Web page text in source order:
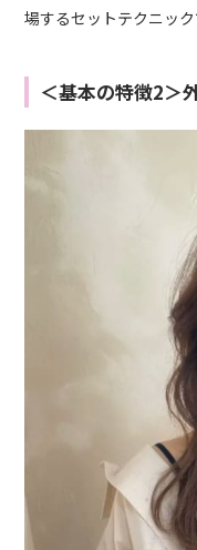
場するセットテクニック
＜基本の特徴2＞